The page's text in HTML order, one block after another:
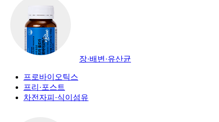
장·배변·유산균
프로바이오틱스
프리·포스트
차전자피·식이섬유